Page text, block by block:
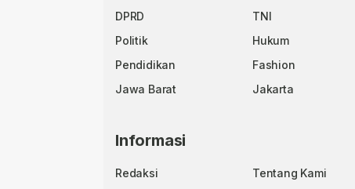
DPRD
TNI
Politik
Hukum
Pendidikan
Fashion
Jawa Barat
Jakarta
Informasi
Redaksi Tentang Kami